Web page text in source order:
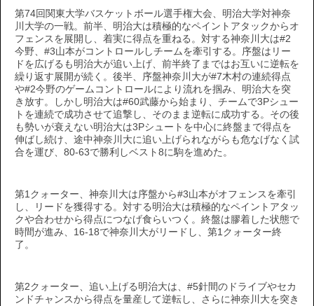
第74回関東大学バスケットボール選手権大会、明治大学対神奈
川大学の一戦。前半、明治大は積極的なペイントアタックからオ
フェンスを展開し、着実に得点を重ねる。対する神奈川大は#2
今野、#3山本がコントロールしチームを牽引する。序盤はリー
ドを広げるも明治大が追い上げ、前半終了まではお互いに逆転を
繰り返す展開が続く。後半、序盤神奈川大が#7木村の連続得点
や#2今野のゲームコントロールにより流れを掴み、明治大を突
き放す。しかし明治大は#60武藤から始まり、チームで3Pシュー
トを連続で成功させて追撃し、そのまま逆転に成功する。その後
も勢いが衰えない明治大は3Pシュートを中心に終盤まで得点を
伸ばし続け、途中神奈川大に追い上げられながらも危なげなく試
合を運び、80-63で勝利しベスト8に駒を進めた。
第1クォーター、神奈川大は序盤から#3山本がオフェンスを牽引
し、リードを獲得する。対する明治大は積極的なペイントアタッ
クや合わせから得点につなげ食らいつく。終盤は膠着した状態で
時間が進み、16-18で神奈川大がリードし、第1クォーター終
了。
第2クォーター、追い上げる明治大は、#5針間のドライブやセカ
ンドチャンスから得点を量産して逆転し、さらに神奈川大を突き